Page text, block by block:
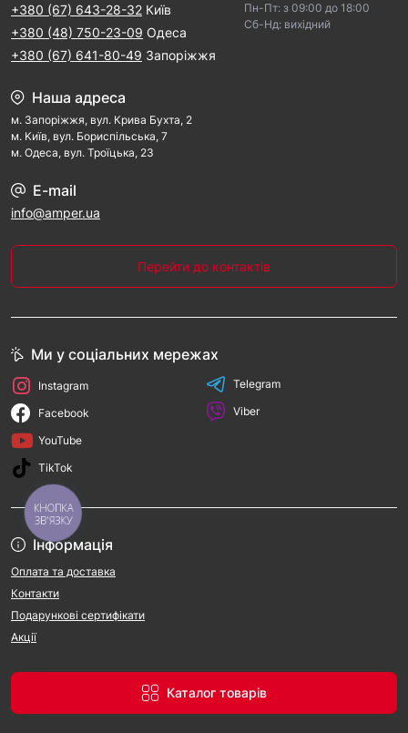
+380 (67) 643-28-32 Київ
+380 (48) 750-23-09 Одеса
+380 (67) 641-80-49 Запоріжжя
Пн-Пт: з 09:00 дo 18:00
Cб-Hд: виxідний
Наша адреса
м. Запорiжжя, вул. Крива Бухта, 2
м. Kиїв, вул. Бориспільська, 7
м. Одеса, вул. Троїцька, 23
E-mail
info@amper.ua
Перейти до контактів
Інформація
Оплата та доставка
Контакти
Подарункові сертифікати
Акції
Каталог товарів
Ми у соціальних мережах
Instagram
Facebook
YouTube
TikTok
Telegram
Viber
КНОПКА
ЗВ'ЯЗКУ